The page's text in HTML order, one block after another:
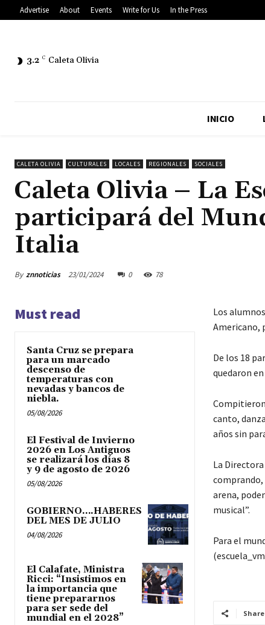
Advertise About Events Write for Us In the Press
3.2 C Caleta Olivia
INICIO
CALETA OLIVIA CULTURALES LOCALES REGIONALES SOCIALES
Caleta Olivia – La
participará del
Italia
By znnoticias 23/01/2024 0 78
Must read
Santa Cruz se prepara
para un marcado
descenso de
temperaturas con
nevadas y bancos de
niebla.
05/08/2026
El Festival de Invierno
2026 en Los Antiguos
se realizará los días 8
y 9 de agosto de 2026
05/08/2026
GOBIERNO….HABERES
DEL MES DE JULIO
04/08/2026
El Calafate, Ministra
Ricci: “Insistimos en
la importancia que
tiene prepararnos
para ser sede del
mundial en el 2028”
Los
Americano,
De los 18
quedaron
canto,
años sin
La
comprando,
arena,
musical”.
Para el
Share